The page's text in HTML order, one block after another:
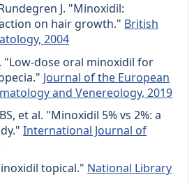
J. "Minoxidil:
on hair growth." British
2004
"Low-dose oral minoxidil for
Journal of the European
and Venereology, 2019
et al. "Minoxidil 5% vs 2%: a
International Journal of
topical." National Library